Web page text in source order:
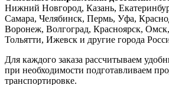
Нижний Новгород, Казань,
Самара, Челябинск, Пермь, Уфа,
Воронеж, Волгоград, Красноярск,
Тольятти, Ижевск и другие города
Для каждого заказа рассчитываем
при необходимости подготавливаем
транспортировке.